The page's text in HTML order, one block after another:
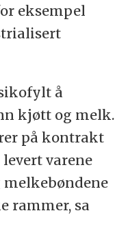
eksempel
å
kjøtt og melk.
på kontrakt
varene
rammer, sa